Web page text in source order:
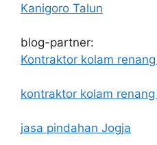
Kanigoro Talun
blog-partner:
Kontraktor kolam
kontraktor kolam
jasa pindahan Jogja